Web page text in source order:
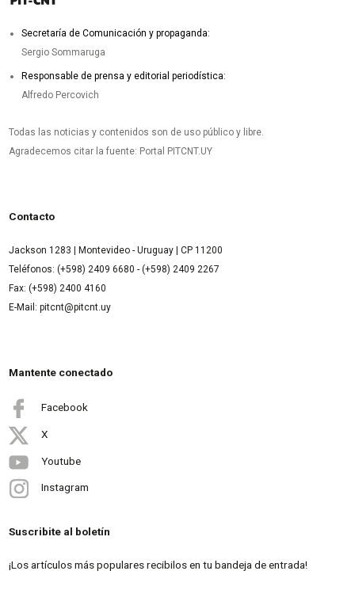
Secretaría de Comunicación y propaganda:
Sergio Sommaruga
Responsable de prensa y editorial periodística:
Alfredo Percovich
Todas las noticias y contenidos son de uso público y libre.
Agradecemos citar la fuente: Portal PITCNT.UY
Contacto
Jackson 1283 | Montevideo - Uruguay | CP 11200
Teléfonos: (+598) 2409 6680 - (+598) 2409 2267
Fax: (+598) 2400 4160
E-Mail: pitcnt@pitcnt.uy
Mantente conectado
Facebook
X
Youtube
Instagram
Suscribite al boletín
¡Los artículos más populares recibilos en tu bandeja de entrada!